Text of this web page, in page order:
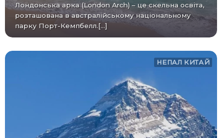
Лондонська арка (London Arch) – це скельна освіта,
розташована в австралійському національному
парку Порт-Кемпбелл.[...]
НЕПАЛ КИТАЙ